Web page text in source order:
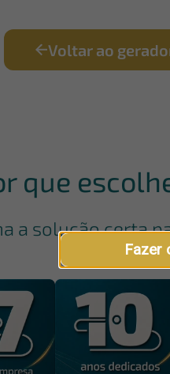
Fazer
Voltar ao
que
a solução certa